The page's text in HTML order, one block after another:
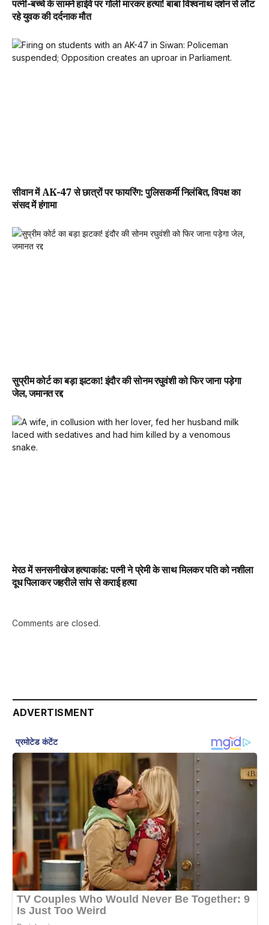
पत्नी-बच्चे के सामने हाईवे पर गोली मारकर हत्या! बाबा विश्वनाथ दर्शन से लौट
रहे युवक की दर्दनाक मौत
सीवान में AK-47 से छात्रों पर फायरिंग: पुलिसकर्मी निलंबित, विपक्ष का
संसद में हंगामा
सुप्रीम कोर्ट का बड़ा झटका! इंदौर की सोनम रघुवंशी को फिर जाना पड़ेगा
जेल, जमानत रद्द
मेरठ में सनसनीखेज हत्याकांड: पत्नी ने प्रेमी के साथ मिलकर पति को नशीला
दूध पिलाकर जहरीले सांप से कराई हत्या
Comments are closed.
ADVERTISMENT